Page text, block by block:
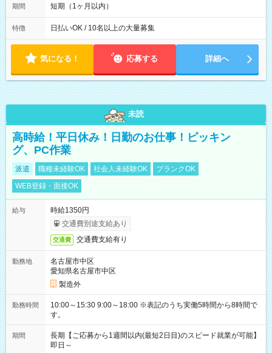
※週3~5日勤務(勤務日数応相談) ※期間前から勤務スタートも可
り ※夜勤シフトあり
期間 短期（1ヶ月以内）
特徴 日払いOK / 10名以上の大量募集
気になる！ 応募する 詳細へ
未読
高時給！平日休み！日勤のお仕事！ピッキン
グ、PC作業
派遣 職種未経験OK 社会人未経験OK
ブランクOK
WEB登録・面接OK
給与
時給1350円
交通費別途支給あり
交通費 交通費支給有り
勤務地
名古屋市中区
愛知県名古屋市中区
製造外
勤務時間
10:00～15:30 9:00～18:00 ※表記のうち実働5時間から8時間で
す。
期間
長期【ご応募から1週間以内(最短2日目)のスピード就業が可能】
即日～